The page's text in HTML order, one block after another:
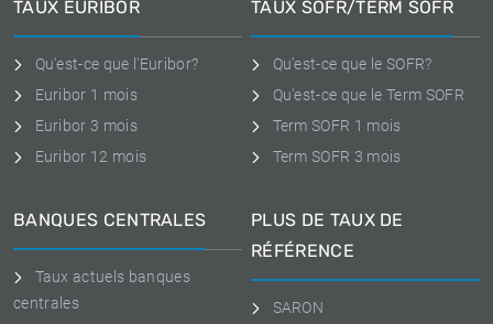
TAUX EURIBOR
Qu'est-ce que l'Euribor?
Euribor 1 mois
Euribor 3 mois
Euribor 12 mois
TAUX SOFR/TERM SOFR
Qu'est-ce que le SOFR?
Qu'est-ce que le Term SOFR
Term SOFR 1 mois
Term SOFR 3 mois
BANQUES CENTRALES
Taux actuels banques
centrales
PLUS DE TAUX DE
RÉFÉRENCE
SARON